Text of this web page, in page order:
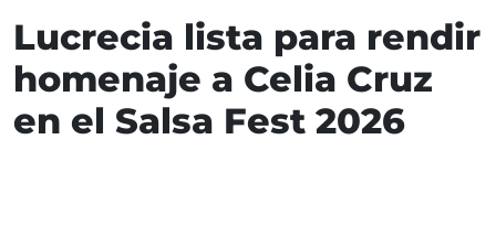
Lucrecia lista para rendir
homenaje a Celia Cruz
en el Salsa Fest 2026